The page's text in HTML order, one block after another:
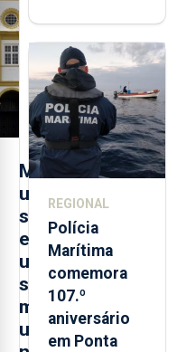
M
u
s
e
u
s
m
u
contraditória"
sobre
evolução
turística
REGIONAL
Polícia
Marítima
comemora
107.º
aniversário
em Ponta